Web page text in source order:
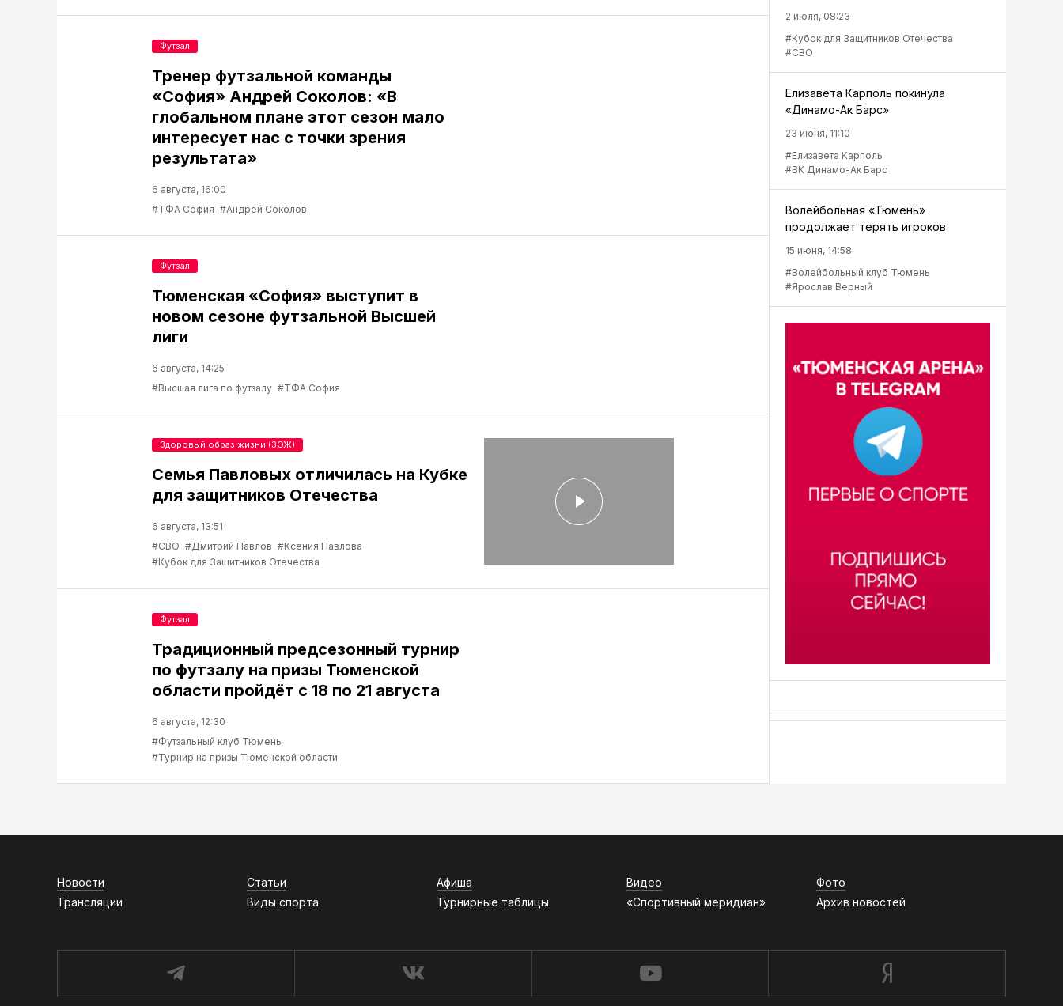
Тренер футзальной команды
«София» Андрей Соколов: «В
глобальном плане этот сезон мало
интересует нас с точки зрения
результата»
6 августа, 16:00
#ТФА София #Андрей Соколов
Футзал
Тюменская «София» выступит в
новом сезоне футзальной Высшей
лиги
6 августа, 14:25
#Высшая лига по футзалу #ТФА София
Футзал
Семья Павловых отличилась на Кубке
для защитников Отечества
6 августа, 13:51
#СВО #Дмитрий Павлов #Ксения Павлова
#Кубок для Защитников Отечества
Здоровый образ жизни (ЗОЖ)
Традиционный предсезонный турнир
по футзалу на призы Тюменской
области пройдёт с 18 по 21 августа
6 августа, 12:30
#Футзальный клуб Тюмень
#Турнир на призы Тюменской области
Футзал
2 июля, 08:23
#Кубок для Защитников Отечества
#СВО
Елизавета Карполь покинула
«Динамо-Ак Барс»
23 июня, 11:10
#Елизавета Карполь
#ВК Динамо-Ак Барс
Волейбольная «Тюмень»
продолжает терять игроков
15 июня, 14:58
#Волейбольный клуб Тюмень
#Ярослав Верный
Новости Статьи Афиша Видео
Фото
Трансляции
Виды спорта Турнирные таблицы «Спортивный меридиан» Архив новостей